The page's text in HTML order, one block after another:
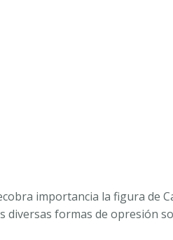
importancia la figura de
formas de opresión